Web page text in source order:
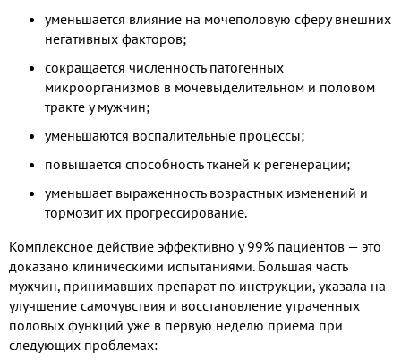
уменьшается влияние на мочеполовую сферу внешних
негативных факторов;
сокращается численность патогенных
микроорганизмов в мочевыделительном и половом
тракте у мужчин;
уменьшаются воспалительные процессы;
повышается способность тканей к регенерации;
уменьшает выраженность возрастных изменений и
тормозит их прогрессирование.
Комплексное действие эффективно у 99% пациентов — это
доказано клиническими испытаниями. Большая часть
мужчин, принимавших препарат по инструкции, указала на
улучшение самочувствия и восстановление утраченных
половых функций уже в первую неделю приема при
следующих проблемах: